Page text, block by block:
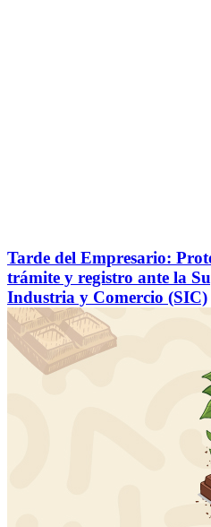
Tarde del Empresario:
trámite y registro ante la
Industria y Comercio (SIC)